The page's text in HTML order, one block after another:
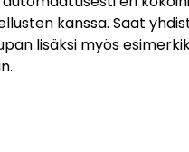
kanssa. Saat
lisäksi myös